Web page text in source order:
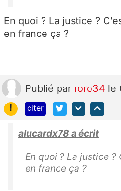
En quoi ? La justice ?
en france ça ?
Publié par roro34 le
!
citer
alucardx78 a écrit
En quoi ? La justice
en france ça ?